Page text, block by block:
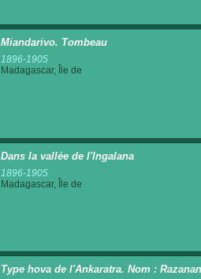
Miandarivo. Tombeau
1896-1905
Madagascar, Île de
Dans la vallée de l'Ingalana
1896-1905
Madagascar, Île de
Type hova de l'Ankaratra. Nom :